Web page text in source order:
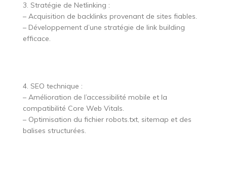
3. Stratégie de Netlinking :
– Acquisition de backlinks provenant de sites fiables.
– Développement d’une stratégie de link building
efficace.
4. SEO technique :
– Amélioration de l’accessibilité mobile et la
compatibilité Core Web Vitals.
– Optimisation du fichier robots.txt, sitemap et des
balises structurées.